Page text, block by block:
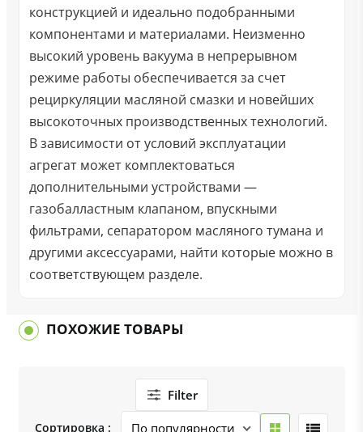
конструкцией и идеально подобранными
компонентами и материалами. Неизменно
высокий уровень вакуума в непрерывном
режиме работы обеспечивается за счет
рециркуляции масляной смазки и новейших
высокоточных производственных технологий.
В зависимости от условий эксплуатации
агрегат может комплектоваться
дополнительными устройствами —
газобалластным клапаном, впускными
фильтрами, сепаратором масляного тумана и
другими аксессуарами, найти которые можно в
соответствующем разделе.
ПОХОЖИЕ ТОВАРЫ
Filter
Сортировка :